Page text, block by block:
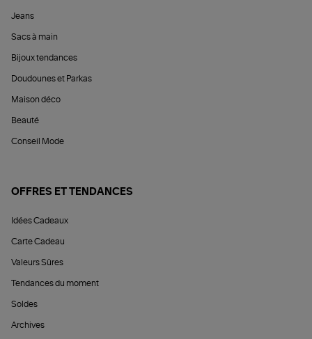
Jeans
Sacs à main
Bijoux tendances
Doudounes et Parkas
Maison déco
Beauté
Conseil Mode
OFFRES ET TENDANCES
Idées Cadeaux
Carte Cadeau
Valeurs Sûres
Tendances du moment
Soldes
Archives